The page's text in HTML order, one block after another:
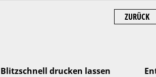
ZURÜCK
Blitzschnell drucken lassen